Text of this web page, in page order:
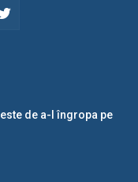
de a-l îngropa pe